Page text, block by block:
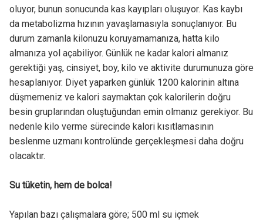
oluyor, bunun sonucunda kas kayıpları oluşuyor. Kas kaybı
da metabolizma hızının yavaşlamasıyla sonuçlanıyor. Bu
durum zamanla kilonuzu koruyamamanıza, hatta kilo
almanıza yol açabiliyor. Günlük ne kadar kalori almanız
gerektiği yaş, cinsiyet, boy, kilo ve aktivite durumunuza göre
hesaplanıyor. Diyet yaparken günlük 1200 kalorinin altına
düşmemeniz ve kalori saymaktan çok kalorilerin doğru
besin gruplarından oluştuğundan emin olmanız gerekiyor. Bu
nedenle kilo verme sürecinde kalori kısıtlamasının
beslenme uzmanı kontrolünde gerçekleşmesi daha doğru
olacaktır.
Su tüketin, hem de bolca!
Yapılan bazı çalışmalara göre; 500 ml su içmek